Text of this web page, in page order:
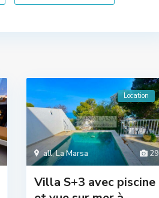
29
all,La Marsa
Location
Villa S+3 avec piscine